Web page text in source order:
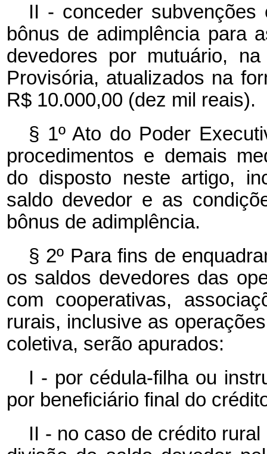
II - conceder
bônus de adimplência para
devedores por mutuário,
Provisória, atualizados na
R$ 10.000,00 (dez mil reais).
§ 1º Ato do Poder
procedimentos e demais
do disposto neste artigo,
saldo devedor e as
bônus de adimplência.
§ 2º Para fins de
os saldos devedores das
com cooperativas,
rurais, inclusive as
coletiva, serão apurados:
I - por cédula-filha ou
por beneficiário final do
II - no caso de crédito